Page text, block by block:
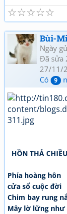
☆
☆
☆
☆
☆
Bùi-
Ngày
Đã sửa
27/11/
Có
9
HỒN THẢ
Phía hoàng hôn
cửa sổ cuộc đời
Chim bay rung
Mây lờ lững